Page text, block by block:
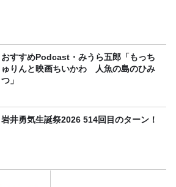
おすすめPodcast・みうら五郎「もっち
ゅりんと映画ちいかわ 人魚の島のひみ
つ」
岩井勇気生誕祭2026 514回目のターン！